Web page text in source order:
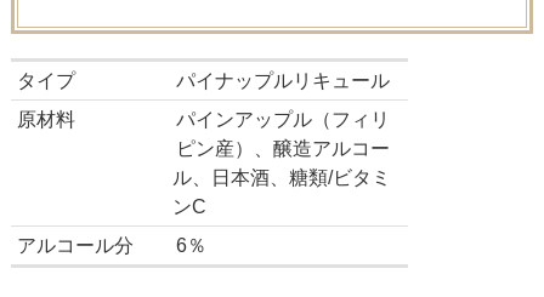
タイプ
パイナップルリキュール
原材料
パインアップル（フィリ
ピン産）、醸造アルコー
ル、日本酒、糖類/ビタミ
ンC
アルコール分
6％